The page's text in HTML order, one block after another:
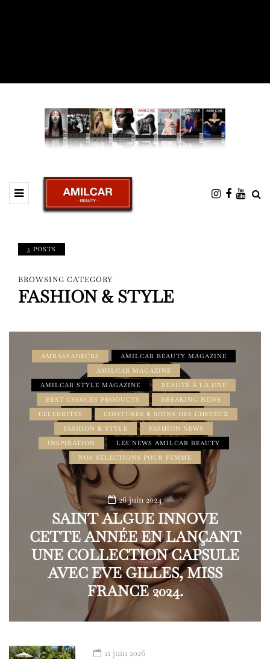
5 POSTS
BROWSING CATEGORY
FASHION & STYLE
AMBASSADEURS
AMILCAR BEAUTY MAGAZINE
AMILCAR MAGAZINE
AMILCAR STYLE MAGAZINE
BEAUTÉ À LA UNE
BEST CHOICES PRODUCTS
BREAKING NEWS
CELEBRITÉS
COIFFURES & SOINS DES CHEVEUX
FASHION & STYLE
FASHION NEWS
INSPIRATION
LES NEWS AMILCAR BEAUTY
NOS SÉLECTIONS POUR FEMME
26 juin 2024
SAINT ALGUE INNOVE
CETTE ANNÉE EN LANÇANT
UNE COLLECTION CAPSULE
AVEC EVE GILLES, MISS
FRANCE 2024.
21 juin 2026